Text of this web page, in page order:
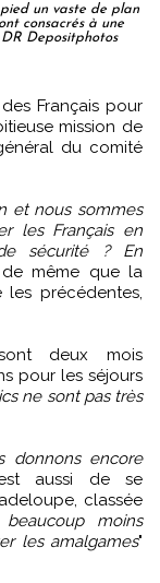
un vaste de plan
consacrés à une
Depositphotos
mission de
du comité
et nous sommes
les Français en
sécurité ? En
même que la
précédentes,
deux mois
pour les séjours
ne sont pas très
donnons encore
aussi de se
classée
moins
les amalgames"